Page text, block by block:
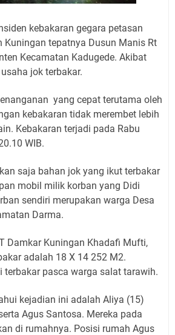
Ada Tiga, Tapi yang Bakal Dihadiri Hanya Satu
kebakaran gegara petasan
Kuningan tepatnya Dusun Manis Rt
Kecamatan Kadugede. Akibat
jok terbakar.
yang cepat terutama oleh
kebakaran tidak merembet lebih
Kebakaran terjadi pada Rabu
WIB.
saja bahan jok yang ikut terbakar
mobil milik korban yang Didi
sendiri merupakan warga Desa
Darma.
Damkar Kuningan Khadafi Mufti,
adalah 18 X 14 252 M2.
terbakar pasca warga salat tarawih.
kejadian ini adalah Aliya (15)
Agus Santosa. Mereka pada
di rumahnya. Posisi rumah Agus